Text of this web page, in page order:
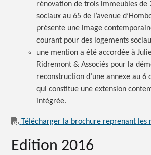
rénovation de trois immeubles de
sociaux au 65 de l’avenue
présente une image
courant pour des logements
une mention a été accordée à
Ridremont & Associés pour la
reconstruction d’une annexe au 6
qui constitue une extension
intégrée.
Télécharger la brochure reprenant les
Edition 2016